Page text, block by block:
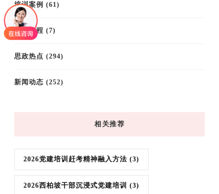
培训案例 (61)
培训课程 (7)
思政热点 (294)
新闻动态 (252)
相关推荐
2026党建培训赶考精神融入方法 (3)
2026西柏坡干部沉浸式党建培训 (3)